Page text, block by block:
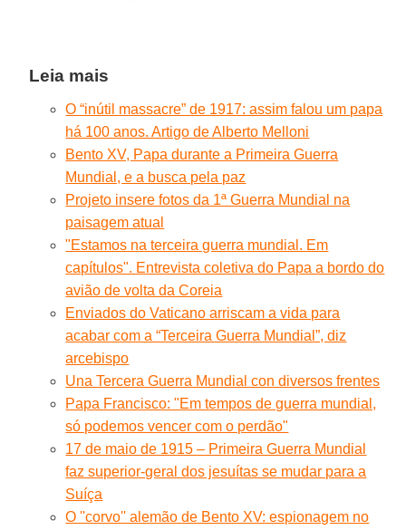
Leia mais
O “inútil massacre” de 1917: assim falou um papa
há 100 anos. Artigo de Alberto Melloni
Bento XV, Papa durante a Primeira Guerra
Mundial, e a busca pela paz
Projeto insere fotos da 1ª Guerra Mundial na
paisagem atual
"Estamos na terceira guerra mundial. Em
capítulos". Entrevista coletiva do Papa a bordo do
avião de volta da Coreia
Enviados do Vaticano arriscam a vida para
acabar com a “Terceira Guerra Mundial”, diz
arcebispo
Una Tercera Guerra Mundial con diversos frentes
Papa Francisco: "Em tempos de guerra mundial,
só podemos vencer com o perdão"
17 de maio de 1915 – Primeira Guerra Mundial
faz superior-geral dos jesuítas se mudar para a
Suíça
O ''corvo'' alemão de Bento XV: espionagem no